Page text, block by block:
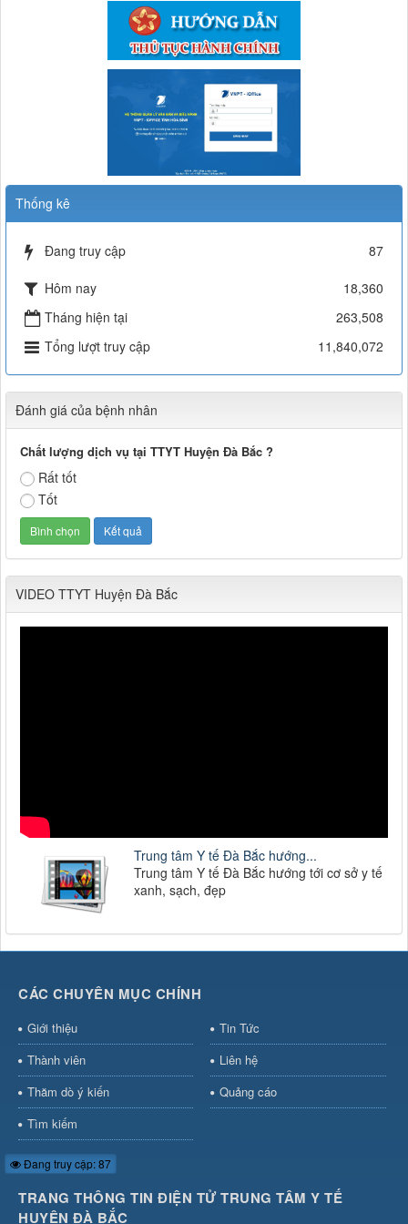
lượt xem: 719 | lượt tải:71
Thống kê
Đang truy cập 87
Hôm nay
18,360
Tháng hiện tại
263,508
Tổng lượt truy cập
11,840,072
Đánh giá của bệnh nhân
Chất lượng dịch vụ tại TTYT Huyện Đà Bắc ?
Rất tốt
Tốt
VIDEO TTYT Huyện Đà Bắc
Trung tâm Y tế Đà Bắc hướng...
Trung tâm Y tế Đà Bắc hướng tới cơ sở y tế
xanh, sạch, đẹp
CÁC CHUYÊN MỤC CHÍNH
Giới thiệu
Tin Tức
Thành viên
Liên hệ
Thăm dò ý kiến
Quảng cáo
Tìm kiếm
Đang truy cập: 87
TRANG THÔNG TIN ĐIỆN TỬ TRUNG TÂM Y TẾ
HUYỆN ĐÀ BẮC